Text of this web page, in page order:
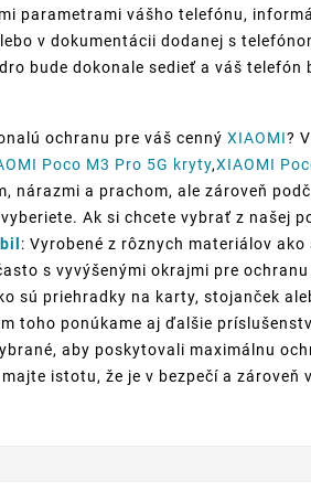
parametrami vášho telefónu,
v dokumentácii dodanej s
bude dokonale sedieť a váš
ochranu pre váš cenný XIAOMI?
Poco M3 Pro 5G kryty,XIAOMI
nárazmi a prachom, ale zároveň
Ak si chcete vybrať z našej
: Vyrobené z rôznych materiálov
s vyvýšenými okrajmi pre
sú priehradky na karty, stojanček
toho ponúkame aj ďalšie
aby poskytovali maximálnu
istotu, že je v bezpečí a zároveň